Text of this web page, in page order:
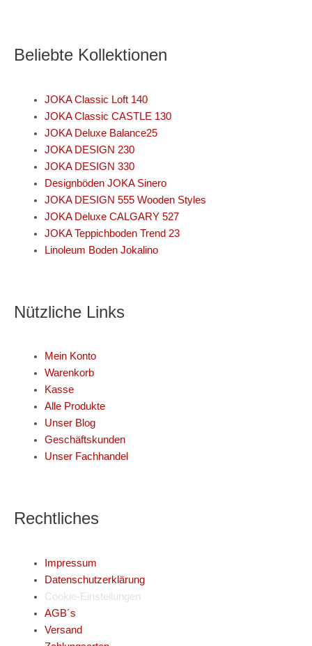
Beliebte Kollektionen
JOKA Classic Loft 140
JOKA Classic CASTLE 130
JOKA Deluxe Balance25
JOKA DESIGN 230
JOKA DESIGN 330
Designböden JOKA Sinero
JOKA DESIGN 555 Wooden Styles
JOKA Deluxe CALGARY 527
JOKA Teppichboden Trend 23
Linoleum Boden Jokalino
Nützliche Links
Mein Konto
Warenkorb
Kasse
Alle Produkte
Unser Blog
Geschäftskunden
Unser Fachhandel
Rechtliches
Impressum
Datenschutzerklärung
Cookie-Einstellungen
AGB´s
Versand